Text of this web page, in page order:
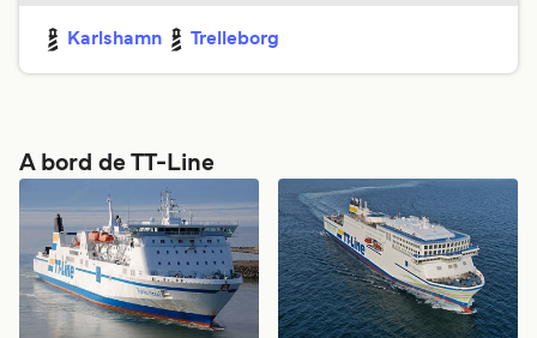
Karlshamn Trelleborg
A bord de TT-Line